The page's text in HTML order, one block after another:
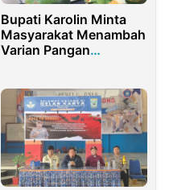
Bupati Karolin Minta
Masyarakat Menambah
Varian Pangan